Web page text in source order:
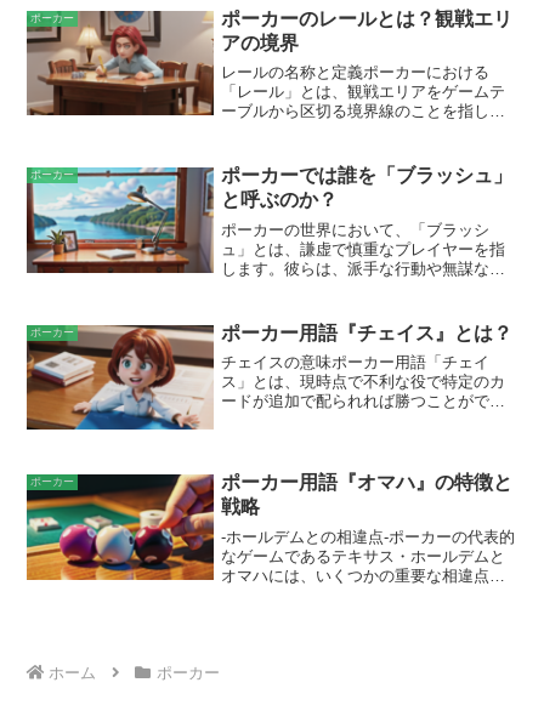
る不正行為とみなされます。ストリング
ベットは通常、複数のチップを一度にテ
ーブルに置くことによって行われ、プレ
イヤーの意図が不明確になります。
ポーカー
ポーカーのレールとは？観戦エリ
アの境界
レールの名称と定義ポーカーにおける
「レール」とは、観戦エリアをゲームテ
ーブルから区切る境界線のことを指しま
り、プレイヤーの集中力を乱したりする
ことなく、観戦者がゲームを観戦できる
ように作られています。
ポーカー
ポーカーでは誰を「ブラッシュ」
と呼ぶのか？
ポーカーの世界において、「ブラッシ
ュ」とは、謙虚で慎重なプレイヤーを指
します。彼らは、派手な行動や無謀な賭
選び、ポットコミットする前に慎重に検
討します。また、彼らは対戦相手のプレ
イスタイルを観察し、ブラフやバリュー
ベットを見極めるのに優れます。ブラッ
シュは、長期的には安定した利益を上げ
ポーカー ポーカー用語『チェイス』とは？
チェイスの意味ポーカー用語「チェイ
ス」とは、現時点で不利な役で特定のカ
ードが追加で配られれば勝つことができ
ば、ストレートまたはフラッシュになる
には追加の1枚または2枚のカードが必要
な状況などがチェイスに該当します。
ポーカー
ポーカー用語『オマハ』の特徴と
戦略
-ホールデムとの相違点-ポーカーの代表的
なゲームであるテキサス・ホールデムと
オマハには、いくつかの重要な相違点が
ホーム ポーカー